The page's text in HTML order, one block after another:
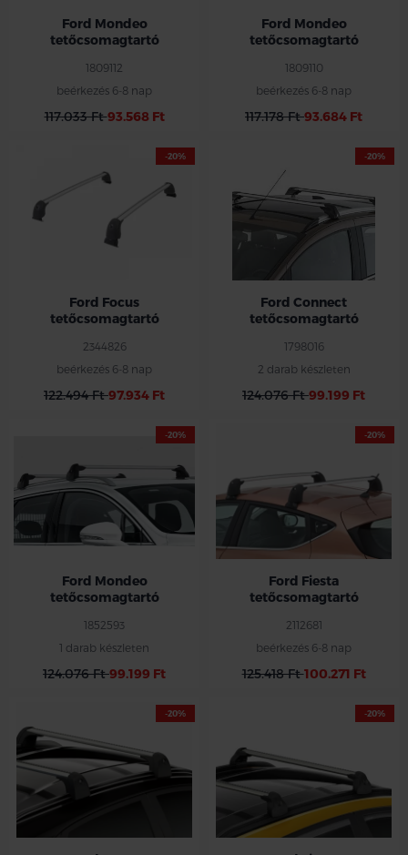
Ford Mondeo
tetőcsomagtartó
1809112
beérkezés 6-8 nap
117.033 Ft93.568 Ft
Ford Mondeo
tetőcsomagtartó
1809110
beérkezés 6-8 nap
117.178 Ft93.684 Ft
Kizárolag 5 ajtós
Active felszereltséggel
-20%
Ford Focus
tetőcsomagtartó
2344826
beérkezés 6-8 nap
122.494 Ft97.934 Ft
-20%
Ford Connect
tetőcsomagtartó
1798016
2 darab készleten
124.076 Ft99.199 Ft
-20%
Ford Mondeo
tetőcsomagtartó
1852593
1 darab készleten
124.076 Ft99.199 Ft
-20%
Ford Fiesta
tetőcsomagtartó
2112681
beérkezés 6-8 nap
125.418 Ft100.271 Ft
-20%
5 ajtós
modellhez
-20%